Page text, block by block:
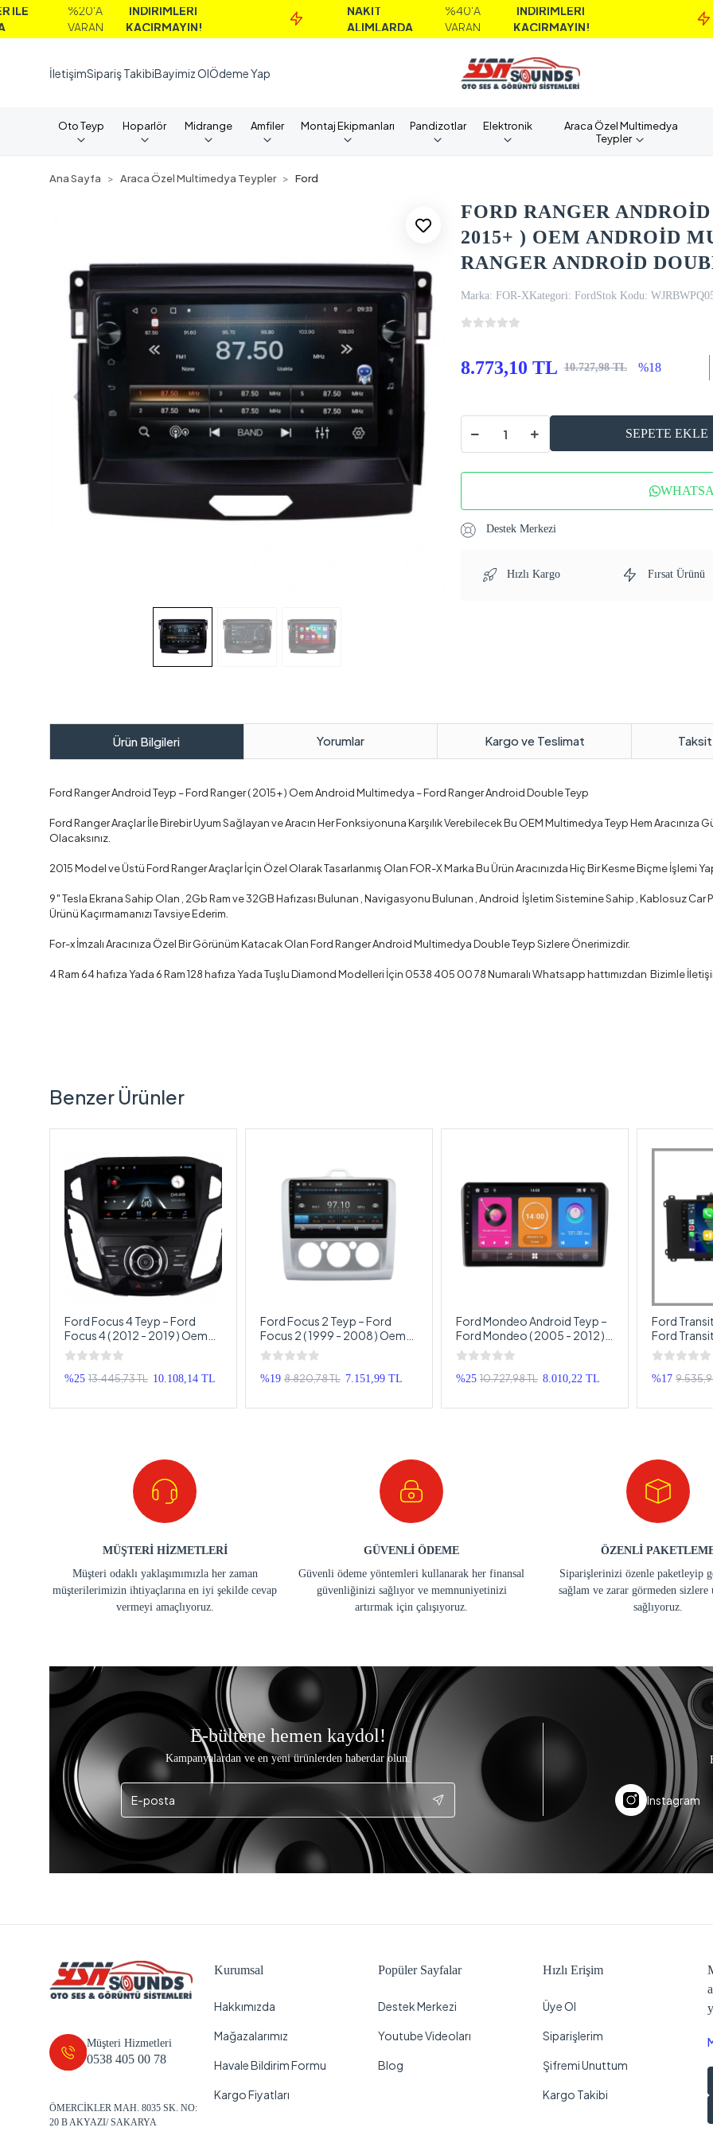
%20'A
İNDİRİMLERİ
KAÇIRMAYIN!
NAKİT
ALIMLARDA
VARAN
İNDİRİMLERİ
KAÇIRMAYIN!
İletişimSipariş TakibiBayimiz OlÖdeme Yap
Oto Teyp Hoparlör Midrange Amfiler Montaj Ekipmanları Pandizotlar Elektronik
Araca Özel Multimedya
Teypler
Ana Sayfa Araca Özel Multimedya Teypler Ford
FORD RANGER
2015+ ) OEM ANDROİD
RANGER ANDROİD
Marka: FOR-XKategori: FordStok Kodu:
8.773,10 TL 10.727,98 TL %18
SEPETE EKLE
Destek Merkezi
Hızlı Kargo Fırsat Ürünü
Ürün Bilgileri Yorumlar Kargo ve Teslimat
Ford Ranger Android Teyp – Ford Ranger ( 2015+ ) Oem Android Multimedya – Ford Ranger Android Double Teyp
Ford Ranger Araçlar İle Birebir Uyum Sağlayan ve Aracın Her Fonksiyonuna Karşılık Verebilecek Bu OEM Multimedya Teyp Hem
Olacaksınız.
2015 Model ve Üstü Ford Ranger Araçlar İçin Özel Olarak Tasarlanmış Olan FOR-X Marka Bu Ürün Aracınızda Hiç Bir Kesme Biçme İşlemi
9″ Tesla Ekrana Sahip Olan , 2Gb Ram ve 32GB Hafızası Bulunan , Navigasyonu Bulunan , Android İşletim Sistemine Sahip , Kablosuz Car
Ürünü Kaçırmamanızı Tavsiye Ederim.
For-x İmzalı Aracınıza Özel Bir Görünüm Katacak Olan Ford Ranger Android Multimedya Double Teyp Sizlere Önerimizdir.
4 Ram 64 hafıza Yada 6 Ram 128 hafıza Yada Tuşlu Diamond Modelleri İçin 0538 405 00 78 Numaralı Whatsapp hattımızdan Bizimle
Benzer Ürünler
Ford Focus 4 Teyp – Ford
Focus 4 ( 2012 - 2019 ) Oem
Android Multimedya – Ford
Focus 4 Android Double Teyp
%25 13.445,73 TL 10.108,14 TL
Ford Focus 2 Teyp – Ford
Focus 2 ( 1999 - 2008 ) Oem
Android Multimedya – Ford
Focus 2 Android Double Teyp
%19 8.820,78 TL 7.151,99 TL
Ford Mondeo Android Teyp –
Ford Mondeo ( 2005 - 2012 )
Oem Android Multimedya –
Ford Mondeo Android Double
Teyp
%25 10.727,98 TL 8.010,22 TL
Ford
Ford
Android
Transit
%17
MÜŞTERİ HİZMETLERİ
Müşteri odaklı yaklaşımımızla her zaman
müşterilerimizin ihtiyaçlarına en iyi şekilde cevap
vermeyi amaçlıyoruz.
GÜVENLİ ÖDEME
Güvenli ödeme yöntemleri kullanarak her finansal
güvenliğinizi sağlıyor ve memnuniyetinizi
artırmak için çalışıyoruz.
ÖZENLİ
Siparişlerinizi özenle paketleyip
sağlam ve zarar görmeden sizlere
sağlıyoruz.
E-bültene hemen kaydol!
Kampanyalardan ve en yeni ürünlerden haberdar olun.
Instagram
Müşteri Hizmetleri
0538 405 00 78
ÖMERCİKLER MAH. 8035 SK. NO:
20 B AKYAZI/ SAKARYA
Kurumsal
Hakkımızda
Mağazalarımız
Havale Bildirim Formu
Kargo Fiyatları
Popüler Sayfalar
Destek Merkezi
Youtube Videoları
Blog
Hızlı Erişim
Üye Ol
Siparişlerim
Şifremi Unuttum
Kargo Takibi